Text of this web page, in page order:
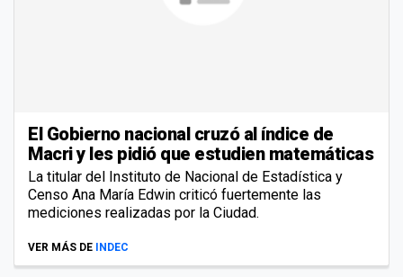
El Gobierno nacional cruzó al índice de
Macri y les pidió que estudien matemáticas
La titular del Instituto de Nacional de Estadística y
Censo Ana María Edwin criticó fuertemente las
mediciones realizadas por la Ciudad.
VER MÁS DE INDEC